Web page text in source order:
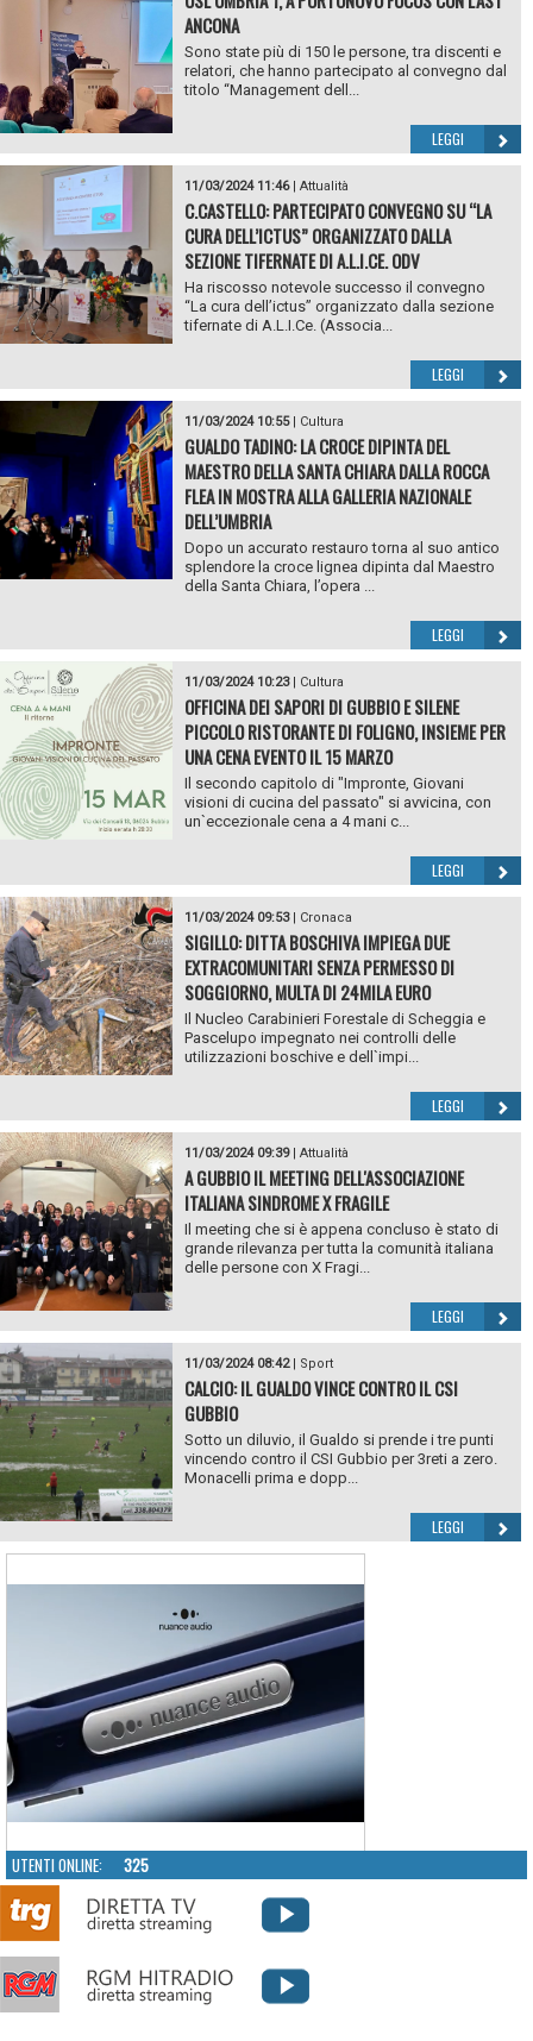
ANCONA
Sono state più di 150 le persone, tra discenti e
relatori, che hanno partecipato al convegno dal
titolo “Management dell...
LEGGI
11/03/2024 11:46| Attualità
C.CASTELLO: PARTECIPATO CONVEGNO SU “LA
CURA DELL’ICTUS” ORGANIZZATO DALLA
SEZIONE TIFERNATE DI A.L.I.CE. ODV
Ha riscosso notevole successo il convegno
“La cura dell’ictus” organizzato dalla sezione
tifernate di A.L.I.Ce. (Associa...
LEGGI
11/03/2024 10:55| Cultura
GUALDO TADINO: LA CROCE DIPINTA DEL
MAESTRO DELLA SANTA CHIARA DALLA ROCCA
FLEA IN MOSTRA ALLA GALLERIA NAZIONALE
DELL’UMBRIA
Dopo un accurato restauro torna al suo antico
splendore la croce lignea dipinta dal Maestro
della Santa Chiara, l’opera ...
LEGGI
11/03/2024 10:23| Cultura
OFFICINA DEI SAPORI DI GUBBIO E SILENE
PICCOLO RISTORANTE DI FOLIGNO, INSIEME PER
UNA CENA EVENTO IL 15 MARZO
Il secondo capitolo di "Impronte, Giovani
visioni di cucina del passato" si avvicina, con
un`eccezionale cena a 4 mani c...
LEGGI
11/03/2024 09:53| Cronaca
SIGILLO: DITTA BOSCHIVA IMPIEGA DUE
EXTRACOMUNITARI SENZA PERMESSO DI
SOGGIORNO, MULTA DI 24MILA EURO
Il Nucleo Carabinieri Forestale di Scheggia e
Pascelupo impegnato nei controlli delle
utilizzazioni boschive e dell`impi...
LEGGI
11/03/2024 09:39| Attualità
A GUBBIO IL MEETING DELL'ASSOCIAZIONE
ITALIANA SINDROME X FRAGILE
Il meeting che si è appena concluso è stato di
grande rilevanza per tutta la comunità italiana
delle persone con X Fragi...
LEGGI
11/03/2024 08:42| Sport
CALCIO: IL GUALDO VINCE CONTRO IL CSI
GUBBIO
Sotto un diluvio, il Gualdo si prende i tre punti
vincendo contro il CSI Gubbio per 3reti a zero.
Monacelli prima e dopp...
LEGGI
UTENTI ONLINE: 325